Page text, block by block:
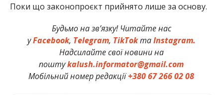
Поки що законопроєкт прийнято лише за основу.
Будьмо на зв’язку! Читайте нас
уFacebook, Telegram, TikTokтаInstagram.
Надсилайте свої новини на
поштуkalush.informator@gmail.com
Мобільний номер редакції+380 67 266 02 08